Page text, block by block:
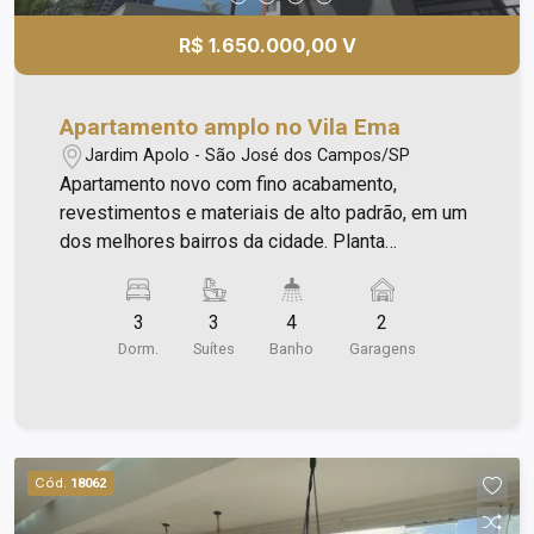
R$ 1.650.000,00 V
Apartamento amplo no Vila Ema
Jardim Apolo - São José dos Campos/SP
Apartamento novo com fino acabamento,
revestimentos e materiais de alto padrão, em um
dos melhores bairros da cidade. Planta
ampliada e integrada com área gourmet Linda
vista para a piscina, cidade e montanhas
Iluminação natural e bem ventilado. Projeto de
social e de serviço Varanda gourmet: fechamento
em vidro e Infra instalada para ar condicionado
Dormitórios com tomadas (normais e USB)
3
Dorm.
3
Suítes
4
Banho
2
Garagens
Cód. 18062